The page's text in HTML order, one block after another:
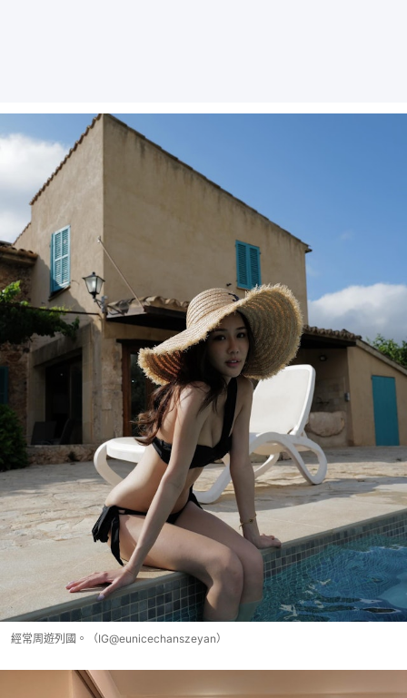
經常周遊列國。（IG@eunicechanszeyan）